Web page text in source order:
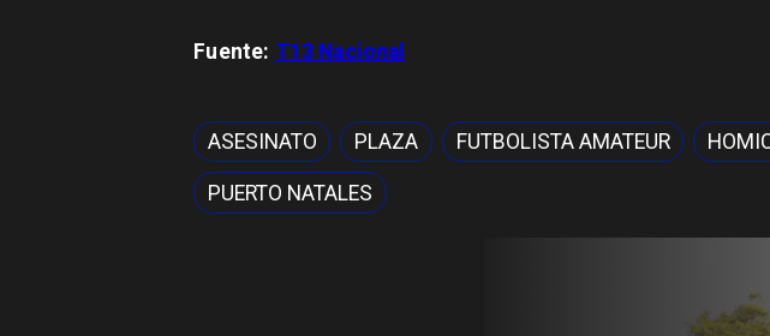
Fuente: T13 Nacional
ASESINATO PLAZA FUTBOLISTA AMATEUR
PUERTO NATALES